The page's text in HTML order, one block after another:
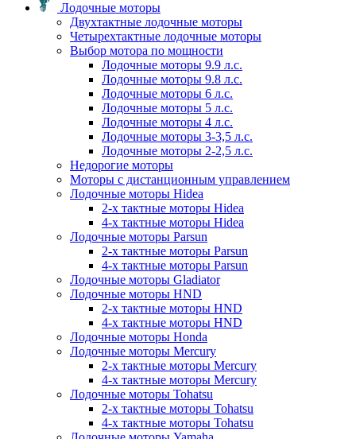
Лодочные моторы
Двухтактные лодочные моторы
Четырехтактные лодочные моторы
Выбор мотора по мощности
Лодочные моторы 9.9 л.с.
Лодочные моторы 9.8 л.с.
Лодочные моторы 6 л.с.
Лодочные моторы 5 л.с.
Лодочные моторы 4 л.с.
Лодочные моторы 3-3,5 л.с.
Лодочные моторы 2-2,5 л.с.
Недорогие моторы
Моторы с дистанционным управлением
Лодочные моторы Hidea
2-х тактные моторы Hidea
4-х тактные моторы Hidea
Лодочные моторы Parsun
2-х тактные моторы Parsun
4-х тактные моторы Parsun
Лодочные моторы Gladiator
Лодочные моторы HND
2-х тактные моторы HND
4-х тактные моторы HND
Лодочные моторы Honda
Лодочные моторы Mercury
2-х тактные моторы Mercury
4-х тактные моторы Mercury
Лодочные моторы Tohatsu
2-х тактные моторы Tohatsu
4-х тактные моторы Tohatsu